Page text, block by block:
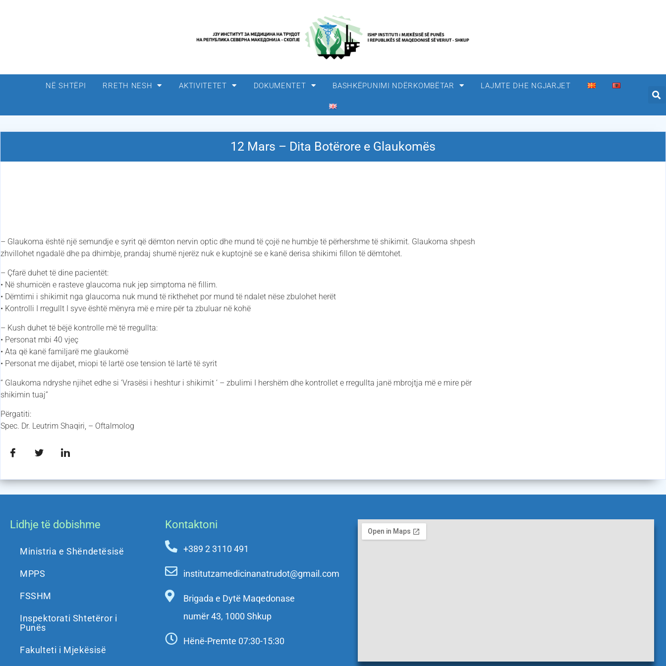
NË SHTËPI RRETH NESH AKTIVITETET DOKUMENTET BASHKËPUNIMI NDËRKOMBËTAR LAJMTE DHE NGJARJET
12 Mars – Dita Botërore e Glaukomës
– Glaukoma është një semundje e syrit që dëmton nervin optic dhe mund të çojë ne humbje të përhershme të shikimit. Glaukoma shpesh
zhvillohet ngadalë dhe pa dhimbje, prandaj shumë njerëz nuk e kuptojnë se e kanë derisa shikimi fillon të dëmtohet.
– Çfarë duhet të dine pacientët:
• Në shumicën e rasteve glaucoma nuk jep simptoma në fillim.
• Dëmtimi i shikimit nga glaucoma nuk mund të rikthehet por mund të ndalet nëse zbulohet herët
• Kontrolli I rregullt I syve është mënyra më e mire për ta zbuluar në kohë
– Kush duhet të bëjë kontrolle më të rregullta:
• Personat mbi 40 vjeç
• Ata që kanë familjarë me glaukomë
• Personat me dijabet, miopi të lartë ose tension të lartë të syrit
“ Glaukoma ndryshe njihet edhe si ‘Vrasësi i heshtur i shikimit ‘ – zbulimi I hershëm dhe kontrollet e rregullta janë mbrojtja më e mire për
shikimin tuaj”
Përgatiti:
Spec. Dr. Leutrim Shaqiri, – Oftalmolog
Lidhje të dobishme
Ministria e Shëndetësisë
MPPS
FSSHM
Inspektorati Shtetëror i
Punës
Fakulteti i Mjekësisë
Kontaktoni
+389 2 3110 491
institutzamedicinanatrudot@gmail.com
Brigada e Dytë Maqedonase
numër 43, 1000 Shkup
Hënë-Premte 07:30-15:30